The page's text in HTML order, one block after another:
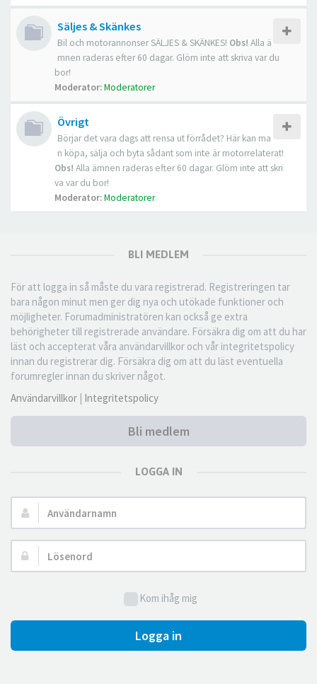
Säljes & Skänkes
Bil och motorannonser SÄLJES & SKÄNKES! Obs! Alla ä
mnen raderas efter 60 dagar. Glöm inte att skriva var du
bor!
Moderator:Moderatorer
Övrigt
Börjar det vara dags att rensa ut förrådet? Här kan ma
n köpa, sälja och byta sådant som inte är motorrelaterat!
Obs! Alla ämnen raderas efter 60 dagar. Glöm inte att skri
va var du bor!
Moderator:Moderatorer
BLI MEDLEM
För att logga in så måste du vara registrerad. Registreringen tar
bara någon minut men ger dig nya och utökade funktioner och
möjligheter. Forumadministratören kan också ge extra
behörigheter till registrerade användare. Försäkra dig om att du har
läst och accepterat våra användarvillkor och vår integritetspolicy
innan du registrerar dig. Försäkra dig om att du läst eventuella
forumregler innan du skriver något.
Användarvillkor | Integritetspolicy
Bli medlem
LOGGA IN
Användarnamn:
Lösenord:
Kom ihåg mig
Logga in